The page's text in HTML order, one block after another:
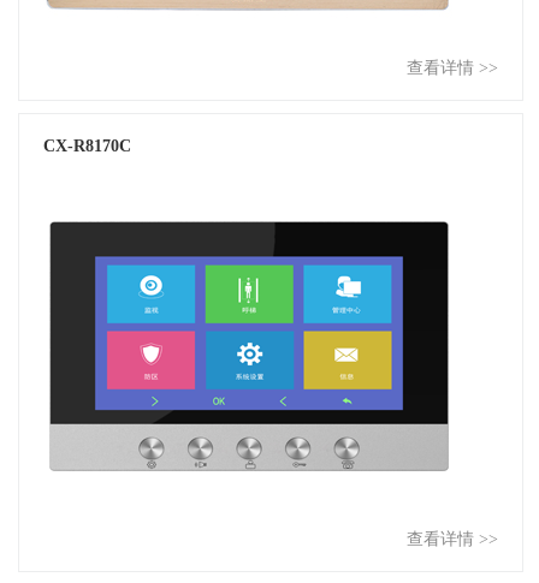
查看详情 >>
CX-R8170C
查看详情 >>